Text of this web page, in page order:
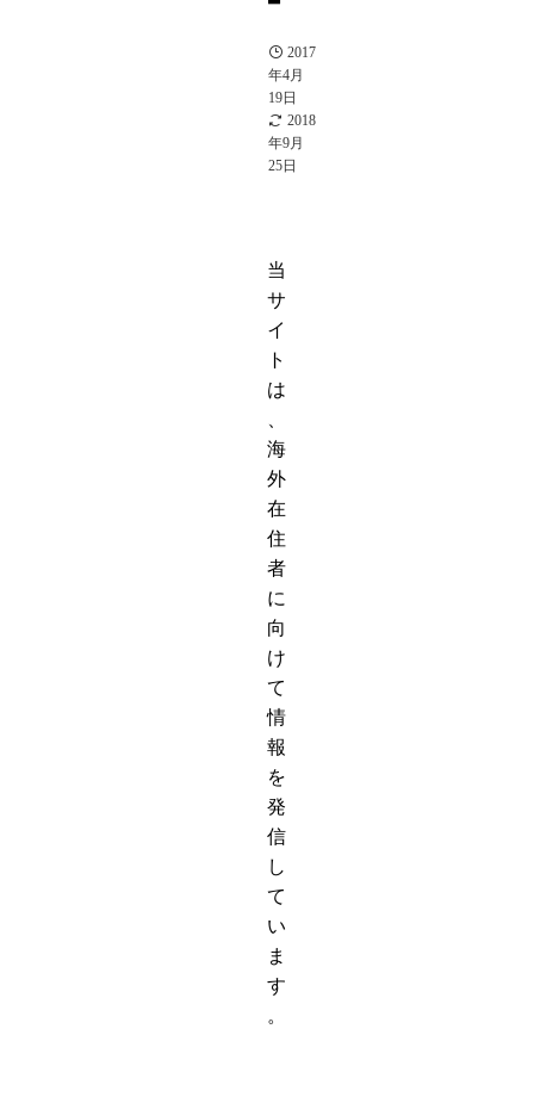
2017
年4月
19日
2018
年9月
25日
当
サ
イ
ト
は
海
外
在
住
者
に
向
け
て
情
報
を
発
信
し
て
い
ま
す
。